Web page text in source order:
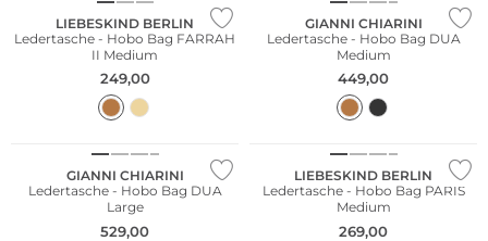
LIEBESKIND BERLIN
Ledertasche - Hobo Bag FARRAH
II Medium
249,00
GIANNI CHIARINI
Ledertasche - Hobo Bag DUA
Medium
449,00
GIANNI CHIARINI
Ledertasche - Hobo Bag DUA
Large
529,00
LIEBESKIND BERLIN
Ledertasche - Hobo Bag PARIS
Medium
269,00